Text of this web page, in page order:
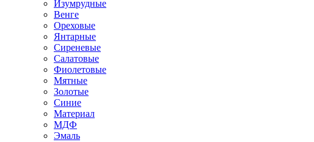
Изумрудные
Венге
Ореховые
Янтарные
Сиреневые
Салатовые
Фиолетовые
Мятные
Золотые
Синие
Материал
МДФ
Эмаль